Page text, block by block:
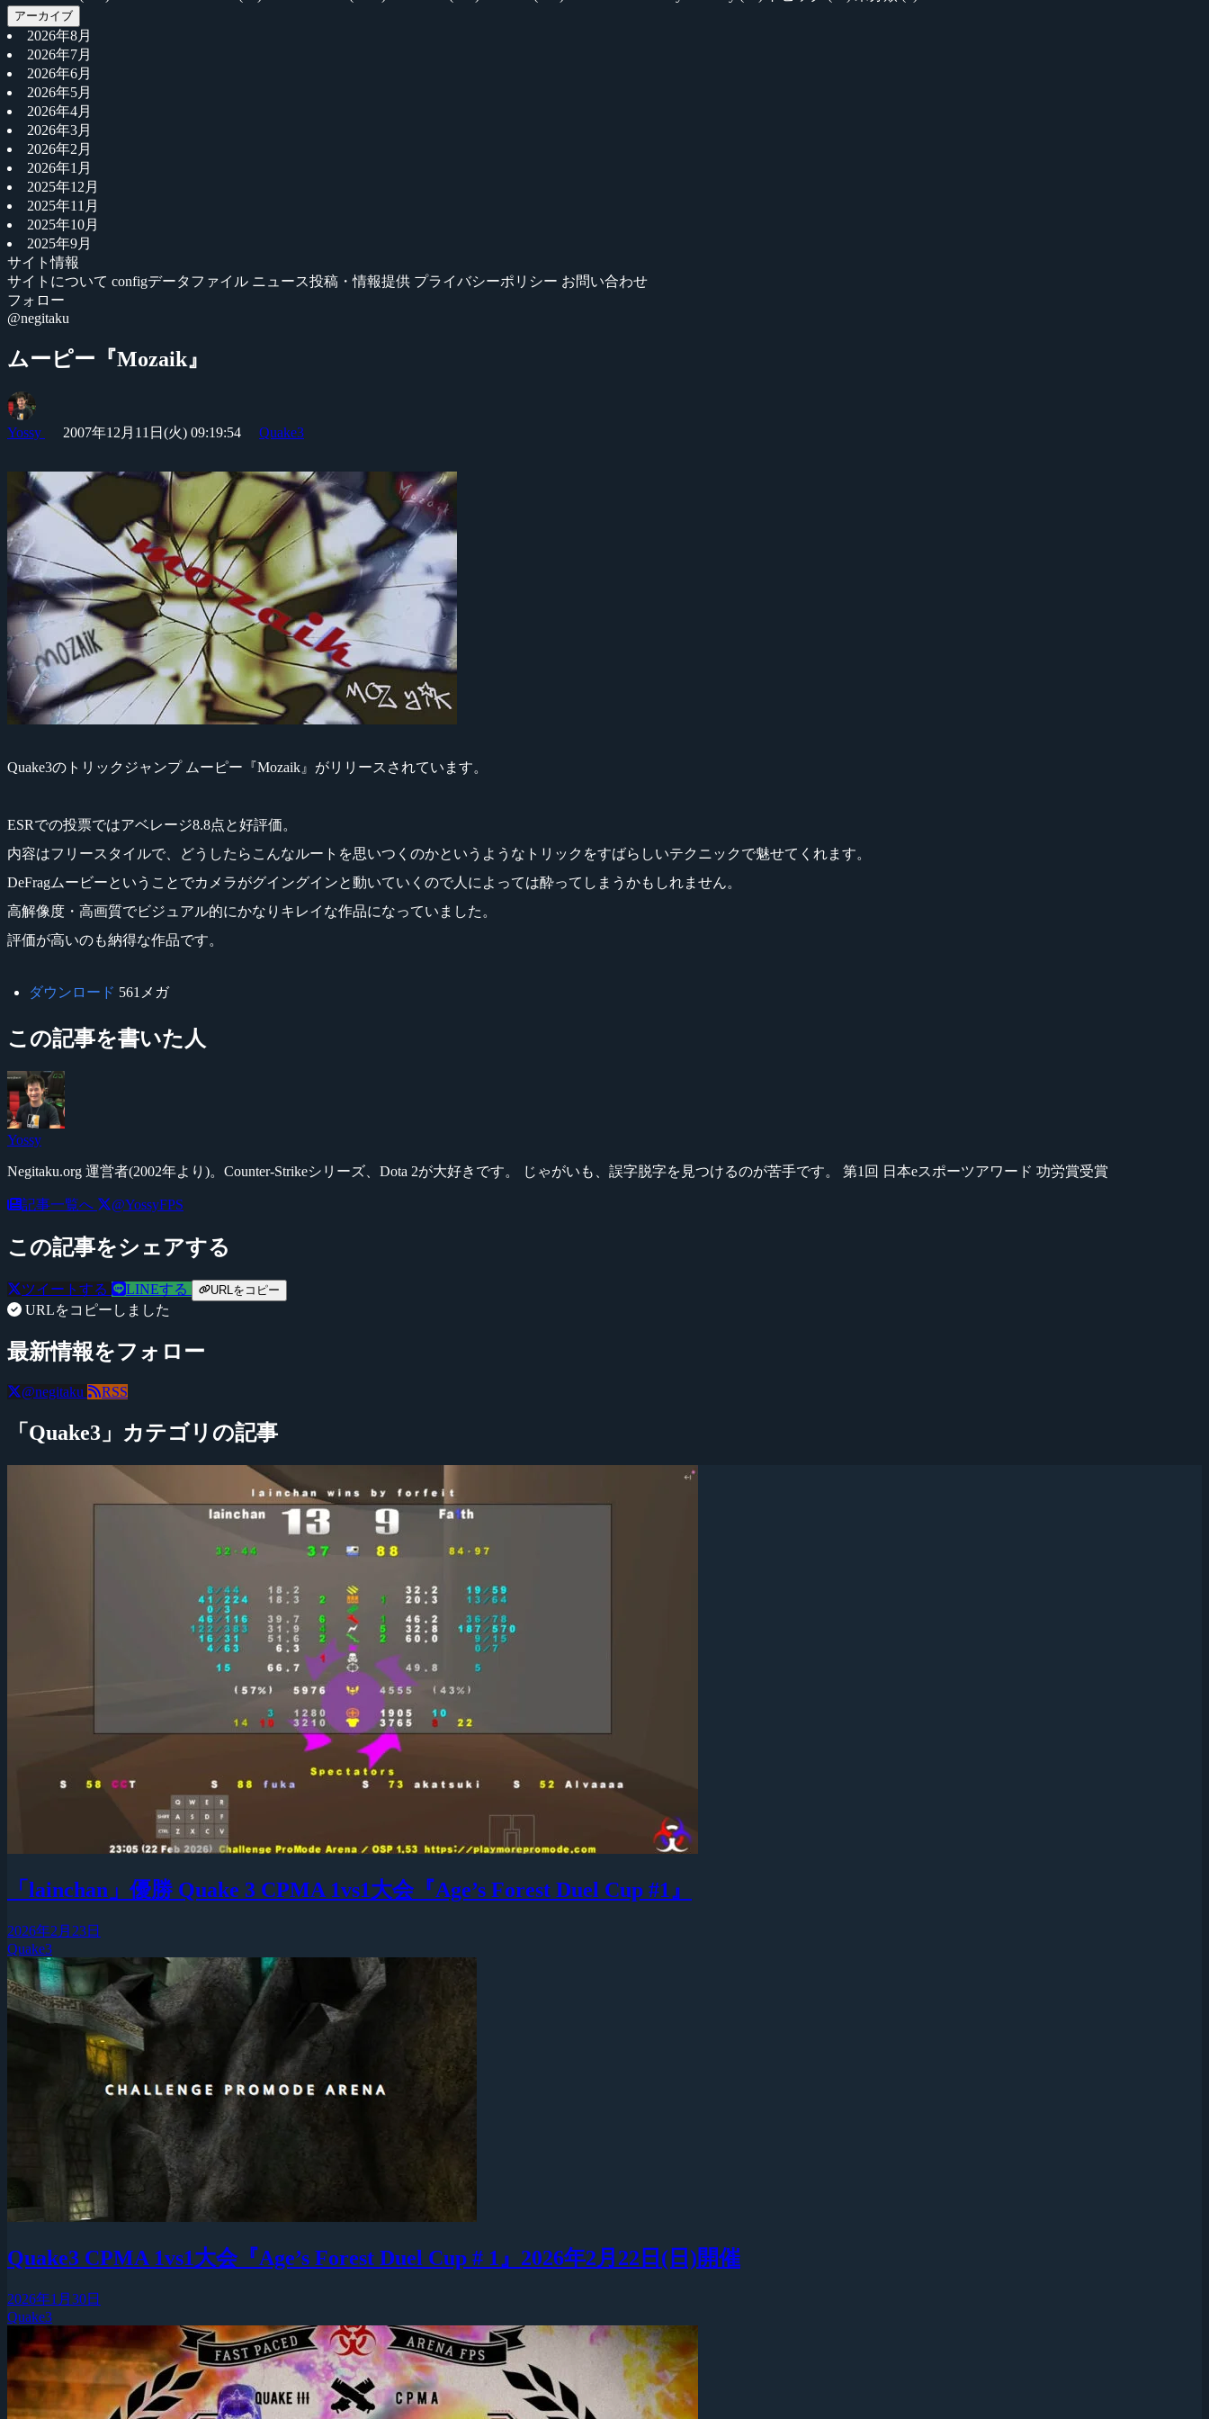
アーカイブ
2026年8月
2026年7月
2026年6月
2026年5月
2026年4月
2026年3月
2026年2月
2026年1月
2025年12月
2025年11月
2025年10月
2025年9月
サイト情報
サイトについて configデータファイル ニュース投稿・情報提供 プライバシーポリシー お問い合わせ
フォロー
@negitaku
ムーピー『Mozaik』
Yossy 2007年12月11日(火) 09:19:54 Quake3
Quake3のトリックジャンプ ムーピー『Mozaik』がリリースされています。
ESRでの投票ではアベレージ8.8点と好評価。
内容はフリースタイルで、どうしたらこんなルートを思いつくのかというようなトリックをすばらしいテクニックで魅せてくれます。
DeFragムービーということでカメラがグイングインと動いていくので人によっては酔ってしまうかもしれません。
高解像度・高画質でビジュアル的にかなりキレイな作品になっていました。
評価が高いのも納得な作品です。
ダウンロード 561メガ
この記事を書いた人
Yossy
Negitaku.org 運営者(2002年より)。Counter-Strikeシリーズ、Dota 2が大好きです。 じゃがいも、誤字脱字を見つけるのが苦手です。 第1回 日本eスポーツアワード 功労賞受賞
記事一覧へ @YossyFPS
この記事をシェアする
ツイートする LINEする URLをコピー
URLをコピーしました
最新情報をフォロー
@negitaku RSS
「Quake3」カテゴリの記事
「lainchan」優勝 Quake 3 CPMA 1vs1大会『Age’s Forest Duel Cup #1』
2026年2月23日
Quake3
Quake3 CPMA 1vs1大会『Age’s Forest Duel Cup # 1』2026年2月22日(日)開催
2026年1月30日
Quake3